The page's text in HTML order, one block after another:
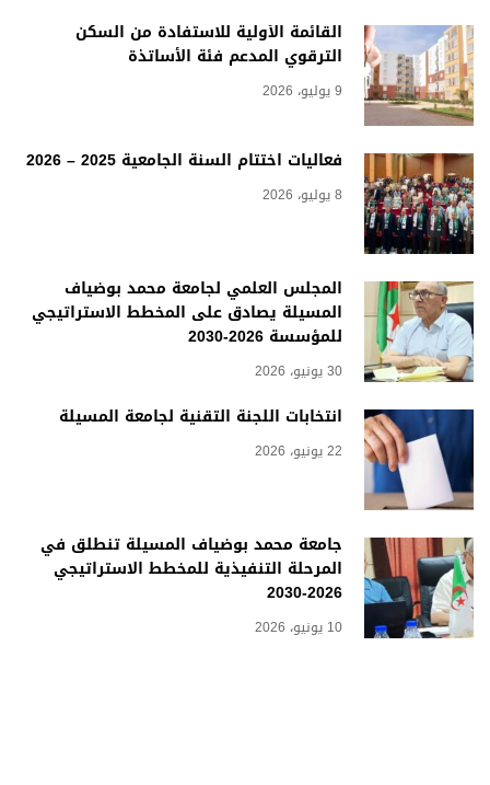
القائمة الأولية للاستفادة من السكن
الترقوي المدعم فئة الأساتذة
9 يوليو، 2026
فعاليات اختتام السنة الجامعية 2025 – 2026
8 يوليو، 2026
المجلس العلمي لجامعة محمد بوضياف
المسيلة يصادق على المخطط الاستراتيجي
للمؤسسة 2026-2030
30 يونيو، 2026
انتخابات اللجنة التقنية لجامعة المسيلة
22 يونيو، 2026
جامعة محمد بوضياف المسيلة تنطلق في
المرحلة التنفيذية للمخطط الاستراتيجي
2026-2030
10 يونيو، 2026